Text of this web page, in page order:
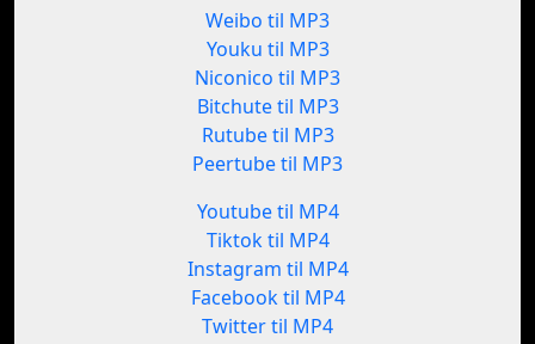
Weibo til MP3
Youku til MP3
Niconico til MP3
Bitchute til MP3
Rutube til MP3
Peertube til MP3
Youtube til MP4
Tiktok til MP4
Instagram til MP4
Facebook til MP4
Twitter til MP4